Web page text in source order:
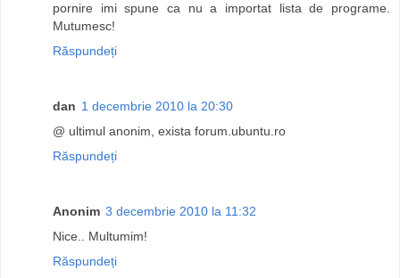
pornire imi spune ca nu a importat lista de programe.
Mutumesc!
Răspundeți
dan 1 decembrie 2010 la 20:30
@ ultimul anonim, exista forum.ubuntu.ro
Răspundeți
Anonim 3 decembrie 2010 la 11:32
Nice.. Multumim!
Răspundeți